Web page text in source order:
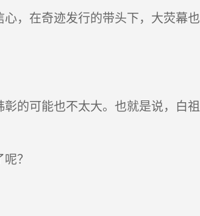
，在奇迹发行的带头下，大荧幕也
的可能也不太大。也就是说，白祖
？